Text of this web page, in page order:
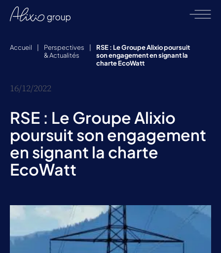
Accueil
Perspectives
& Actualités
RSE : Le Groupe Alixio poursuit
son engagement en signant la
charte EcoWatt
16/12/2022
RSE : Le Groupe Alixio
poursuit son engagement
en signant la charte
EcoWatt